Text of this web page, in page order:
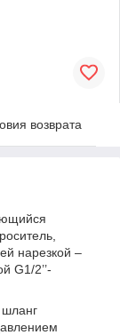
возврата
нарезкой –
G1/2’’-